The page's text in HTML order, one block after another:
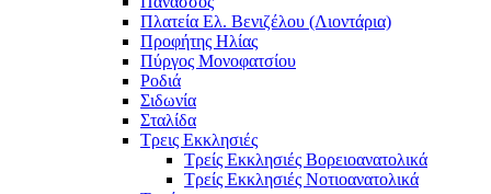
Πλατεία Ελ. Βενιζέλου (Λιοντάρια)
Προφήτης Ηλίας
Πύργος Μονοφατσίου
Ροδιά
Σιδωνία
Σταλίδα
Τρεις Εκκλησιές
Τρείς Εκκλησιές Βορειοανατολικά
Τρείς Εκκλησιές Νοτιοανατολικά